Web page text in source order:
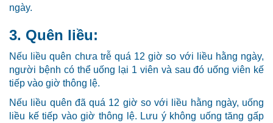
ngày.
3. Quên liều:
Nếu liều quên chưa trễ quá 12 giờ so với liều hằng ngày,
người bệnh có thể uống lại 1 viên và sau đó uống viên kế
tiếp vào giờ thông lệ.
Nếu liều quên đã quá 12 giờ so với liều hằng ngày, uống
liều kế tiếp vào giờ thông lệ. Lưu ý không uống tăng gấp